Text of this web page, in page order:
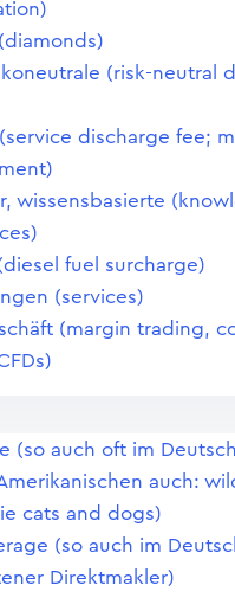
(risk-neutral
discharge fee;
wissensbasierte
fuel surcharge)
(services)
(margin trading,
(so auch oft im
auch:
cats and dogs)
(so auch im
Direktmakler)